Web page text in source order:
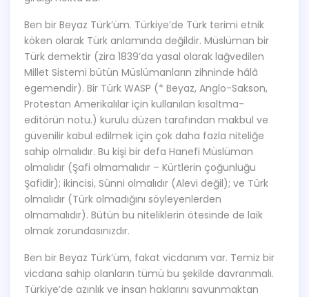
Ben bir Beyaz Türk’üm. Türkiye’de Türk terimi etnik
köken olarak Türk anlamında değildir. Müslüman bir
Türk demektir (zira 1839’da yasal olarak lağvedilen
Millet Sistemi bütün Müslümanların zihninde hâlâ
egemendir). Bir Türk WASP (* Beyaz, Anglo-Sakson,
Protestan Amerikalılar için kullanılan kısaltma-
editörün notu.) kurulu düzen tarafından makbul ve
güvenilir kabul edilmek için çok daha fazla niteliğe
sahip olmalıdır. Bu kişi bir defa Hanefi Müslüman
olmalıdır (Şafi olmamalıdır – Kürtlerin çoğunluğu
Şafidir); ikincisi, Sünni olmalıdır (Alevi değil); ve Türk
olmalıdır (Türk olmadığını söyleyenlerden
olmamalıdır). Bütün bu niteliklerin ötesinde de laik
olmak zorundasınızdır.
Ben bir Beyaz Türk’üm, fakat vicdanım var. Temiz bir
vicdana sahip olanların tümü bu şekilde davranmalı.
Türkiye’de azınlık ve insan haklarını savunmaktan